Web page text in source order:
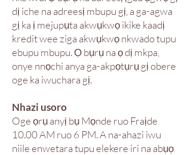
dị iche na adreesị mbupu gị, a ga-agwa
gị ka ị mejupụta akwụkwọ ikike kaadị
kredit wee ziga akwụkwọ nkwado tupu
ebupu mbupu. Ọ bụrụ na ọ dị mkpa,
onye nnọchi anya ga-akpọtụrụ gị obere
oge ka iwuchara gị.
Nhazi usoro
Oge ọrụ anyị bụ Mọnde ruo Fraịde
10.00 AM ruo 6 PM. A na-ahazi iwu
niile enwetara tupu elekere iri na abụọ